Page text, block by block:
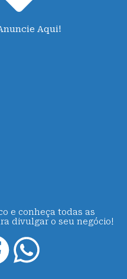
Aqui!
e conheça todas as
divulgar o seu negócio!